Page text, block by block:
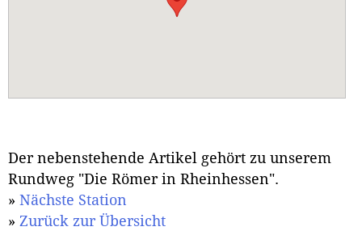
Der nebenstehende Artikel gehört zu unserem
Rundweg "Die Römer in Rheinhessen".
» Nächste Station
» Zurück zur Übersicht